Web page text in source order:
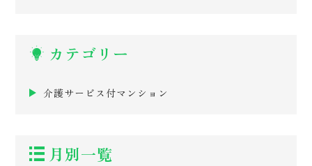
カテゴリー
介護サービス付マンション
月別一覧